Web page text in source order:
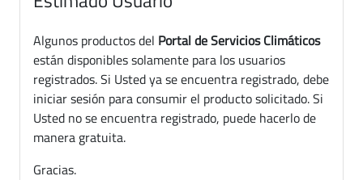
Algunos productos del Portal de Servicios Climáticos
están disponibles solamente para los usuarios
registrados. Si Usted ya se encuentra registrado, debe
iniciar sesión para consumir el producto solicitado. Si
Usted no se encuentra registrado, puede hacerlo de
manera gratuita.
Gracias.